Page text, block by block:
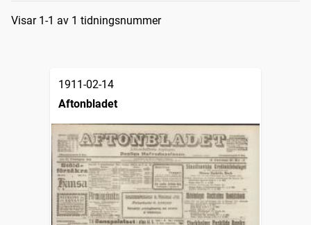
Sökresultat
Visar 1-1 av 1 tidningsnummer
1911-02-14
Aftonbladet